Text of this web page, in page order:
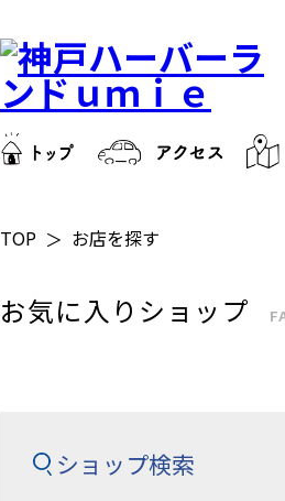
TOP お店を探す
お気に入りショップ
ショップ検索